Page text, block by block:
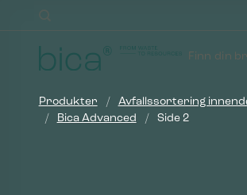
content
Finn din
Produkter /
Avfallssortering
/
Bica Advanced / Side 2